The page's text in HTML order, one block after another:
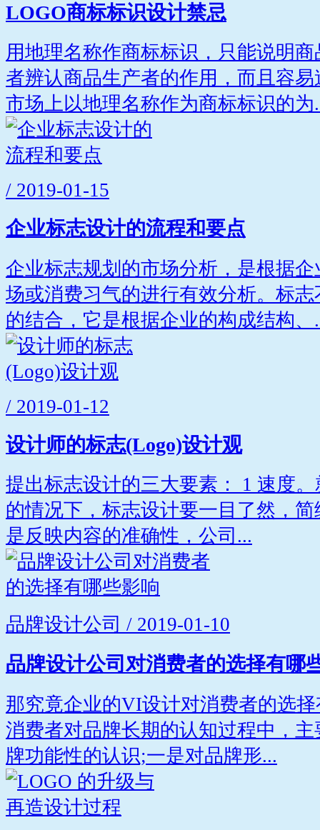
LOGO商标标识设计禁忌
用地理名称作商标标识，只能说明
者辨认商品生产者的作用，而且容
市场上以地理名称作为商标标识的为
/ 2019-01-15
企业标志设计的流程和要点
企业标志规划的市场分析，是根据
场或消费习气的进行有效分析。标
的结合，它是根据企业的构成结构、
/ 2019-01-12
设计师的标志(Logo)设计观
提出标志设计的三大要素： 1 速度
的情况下，标志设计要一目了然，
是反映内容的准确性，公司...
品牌设计公司 / 2019-01-10
品牌设计公司对消费者的选择有哪
那究竟企业的VI设计对消费者的选
消费者对品牌长期的认知过程中，
牌功能性的认识;一是对品牌形...